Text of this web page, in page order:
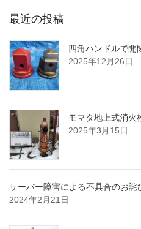
最近の投稿
四角ハンドルで開
2025年12月26日
モマタ地上式消火
2025年3月15日
サーバー障害による不具合のお詫
2024年2月21日